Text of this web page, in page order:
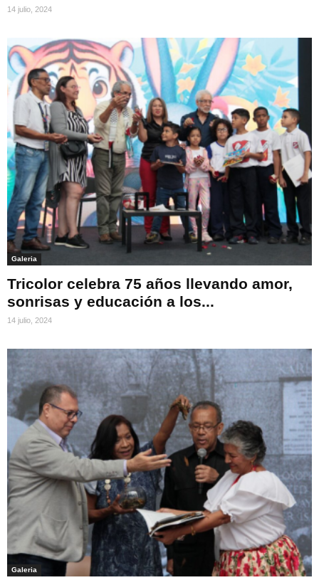
14 julio, 2024
Galeria
Tricolor celebra 75 años llevando amor,
sonrisas y educación a los...
14 julio, 2024
Galeria